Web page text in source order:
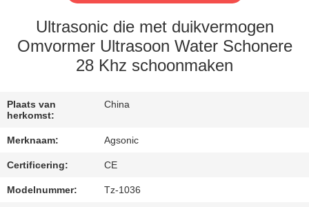
FABRIEKSREIS
NIEUWS
Ultrasonic die met duikvermogen
Omvormer Ultrasoon Water Schonere
28 Khz schoonmaken
Plaats van
herkomst:
China
Merknaam: Agsonic
Certificering: CE
Modelnummer: Tz-1036